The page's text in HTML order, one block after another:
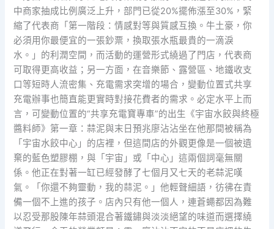
中商家抽成比例廣泛上升，部門已從20%擺佈漲至30%，緊
縮了代表商「第一階段：情感對等與質感互換。牛土豪，你
必須用你最便宜的一張鈔票，換取張水瓶最貴的一滴淚
水。」的利潤空間，而活動的運營形式繞過了門店，代表商
可取得更高收益；另一方面，在音樂節、露營區、地鐵收支
口等短時人流密集、充電需求突增的場合，變動位置式共享
充電辦事也簡直能更實時對接花費者的需求。必定水平上而
言，可變動位置的“共享充電寶專車”的出生《宇宙水餃與終極
醬料師》第一章：蒜泥與末日預兆廖沾沾坐在他那間被稱為
「宇宙水餃中心」的店裡，但這間店的外觀更像是一個被遺
棄的藍色塑膠棚，與「宇宙」或「中心」這兩個詞毫無關
係。他正在對著一缸已經發酵了七個月又七天的老蒜泥嘆
氣。「你還不夠靈動，我的蒜泥。」他輕聲細語，彷彿在責
備一個不上進的孩子。店內只有他一個人，連蒼蠅都因為難
以忍受那股陳年蒜頭混合著鐵鏽與淡淡絕望的味道而選擇繞